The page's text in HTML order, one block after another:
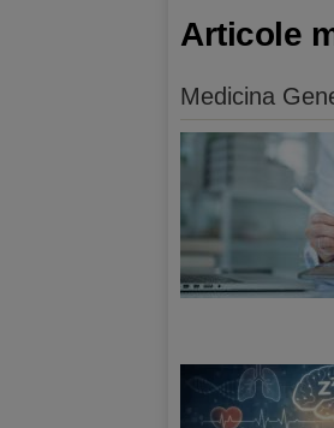
Articole
Medicina